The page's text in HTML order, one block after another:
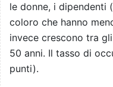
le donne, i dipendenti
coloro che hanno
invece crescono tra
50 anni. Il tasso di
punti).